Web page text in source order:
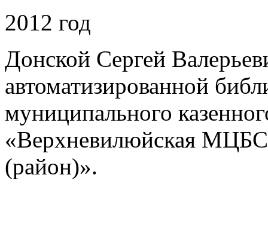
2012 год
Донской Сергей
автоматизированной
муниципального
«Верхневилюйская
(район)».